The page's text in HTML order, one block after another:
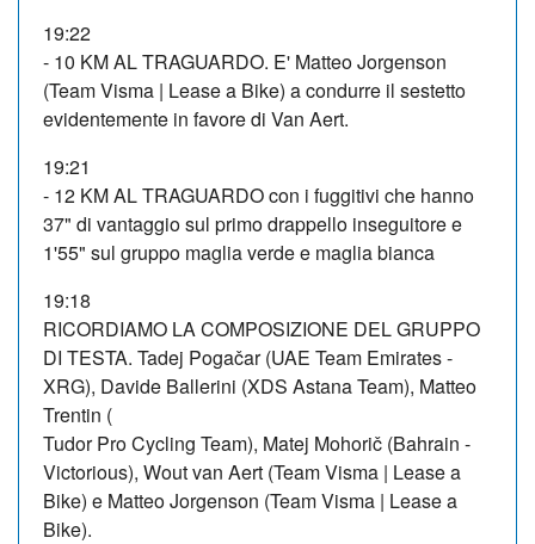
19:22
- 10 KM AL TRAGUARDO. E' Matteo Jorgenson
(Team Visma | Lease a Bike) a condurre il sestetto
evidentemente in favore di Van Aert.
19:21
- 12 KM AL TRAGUARDO con i fuggitivi che hanno
37" di vantaggio sul primo drappello inseguitore e
1'55" sul gruppo maglia verde e maglia bianca
19:18
RICORDIAMO LA COMPOSIZIONE DEL GRUPPO
DI TESTA. Tadej Pogačar (UAE Team Emirates -
XRG), Davide Ballerini (XDS Astana Team), Matteo
Trentin (
Tudor Pro Cycling Team), Matej Mohorič (Bahrain -
Victorious), Wout van Aert (Team Visma | Lease a
Bike) e Matteo Jorgenson (Team Visma | Lease a
Bike).